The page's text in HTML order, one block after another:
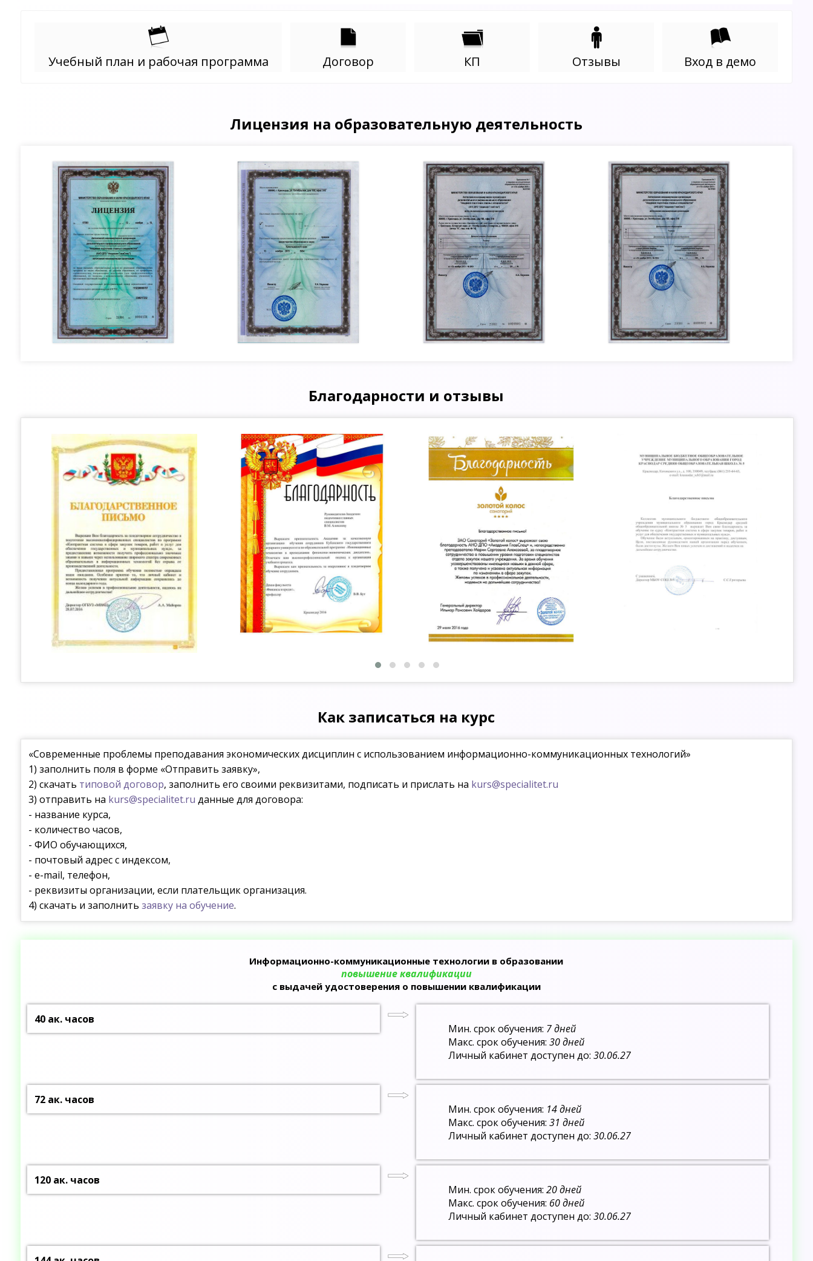
Учебный план и рабочая программа Договор КП Отзывы Вход в демо
Лицензия на образовательную деятельность
Благодарности и отзывы
Как записаться на курс
«Современные проблемы преподавания экономических дисциплин с использованием информационно-коммуникационных технологий»
1) заполнить поля в форме «Отправить заявку»,
2) скачать типовой договор, заполнить его своими реквизитами, подписать и прислать на kurs@specialitet.ru
3) отправить на kurs@specialitet.ru данные для договора:
- название курса,
- количество часов,
- ФИО обучающихся,
- почтовый адрес с индексом,
- e-mail, телефон,
- реквизиты организации, если плательщик организация.
4) скачать и заполнитьзаявку на обучение.
Информационно-коммуникационные технологии в образовании
повышение квалификации
с выдачей удостоверения о повышении квалификации
40 ак. часов
Мин. срок обучения: 7 дней
Макс. срок обучения: 30 дней
Личный кабинет доступен до: 30.06.27
72 ак. часов
Мин. срок обучения: 14 дней
Макс. срок обучения: 31 дней
Личный кабинет доступен до: 30.06.27
120 ак. часов
Мин. срок обучения: 20 дней
Макс. срок обучения: 60 дней
Личный кабинет доступен до: 30.06.27